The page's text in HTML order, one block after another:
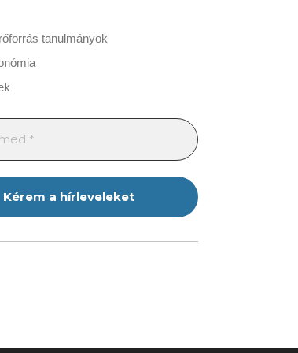
tanulmányok